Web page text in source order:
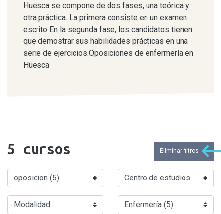
Huesca se compone de dos fases, una teórica y
otra práctica. La primera consiste en un examen
escrito En la segunda fase, los candidatos tienen
que demostrar sus habilidades prácticas en una
serie de ejercicios.Oposiciones de enfermería en
Huesca
5 cursos Eliminar filtros